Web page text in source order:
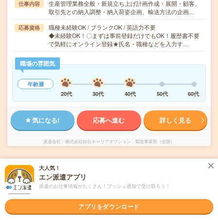
仕事内容
生産管理業務全般・新規立ち上げ計画作成・展開・顧客、
取引先との納入調整・納入荷姿企画、輸送方法の企画…
応募資格
職種未経験OK / ブランクOK / 英語力不要
◆未経験OK！〇まずは事前登録だけでもOK！履歴書不要
で気軽にオンライン登録★氏名・職種などを入力す…
職場の雰囲気
年齢層
20代
30代 40代 50代 60代
気になる! 応募へ進む 詳しく見る
派遣会社 株式会社綜合キャリアオプション 製造事業部（全国）
未読 掲載日 2026/08/06
【未経験OK！】組立・加工・食品製造など/
日払いOK
職種未経験OK 交通費別途支給あり 土日祝日が休み WEB登録OK
大人気！
エン派遣アプリ
派遣のお仕事情報がたくさん！プッシュ通知で受け取ろう！
アプリをダウンロード